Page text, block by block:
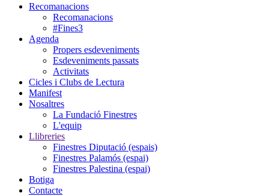
Recomanacions
Recomanacions
#Fines3
Agenda
Propers esdeveniments
Esdeveniments passats
Activitats
Cicles i Clubs de Lectura
Manifest
Nosaltres
La Fundació Finestres
L'equip
Llibreries
Finestres Diputació (espais)
Finestres Palamós (espai)
Finestres Palestina (espai)
Botiga
Contacte